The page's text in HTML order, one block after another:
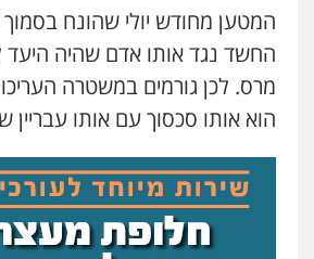
אייל בן שושן, עורך
פלילי מעצרים וחקירות
נוער רישום פלילי
עו"ד שלומי שרון
פלילי צבאי מעצרים
0547342002
המטען מחודש יולי שהונח בסמוך
החשד נגד אותו אדם שהיה
מרס. לכן גורמים במשטרה
הוא אותו סכסוך עם אותו